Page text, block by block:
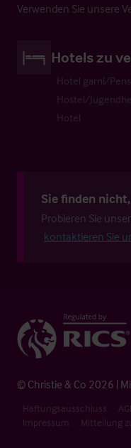
Verwenden Sie unsere
Hotels zu
Hotel garni/
Hostel/
Hotel
Sie finden
Probieren Sie
kontaktieren Sie
© Christie & Co 2026 |
Haftungsausschluss
Impressum
Mitteilung